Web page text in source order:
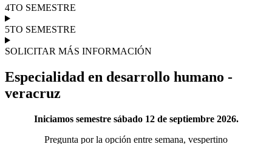
4TO SEMESTRE
5TO SEMESTRE
SOLICITAR MÁS INFORMACIÓN
Especialidad en desarrollo humano -
veracruz
Iniciamos semestre sábado 12 de septiembre 2026.
Pregunta por la opción entre semana, vespertino